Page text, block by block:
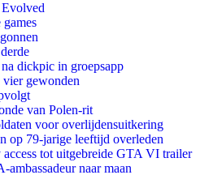
dickpic in groepsapp
vier gewonden
van Polen-rit
voor overlijdensuitkering
op 79-jarige leeftijd overleden
tot uitgebreide GTA VI trailer
naar maan